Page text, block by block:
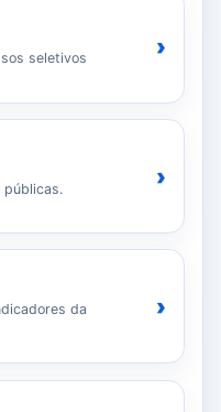
seletivos ›
públicas. ›
da
›